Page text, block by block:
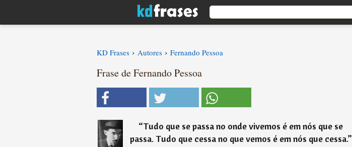
KD Frases › Autores › Fernando Pessoa
Frase de Fernando Pessoa
“Tudo que se passa no onde vivemos é em nós que se
passa. Tudo que cessa no que vemos é em nós que cessa.”